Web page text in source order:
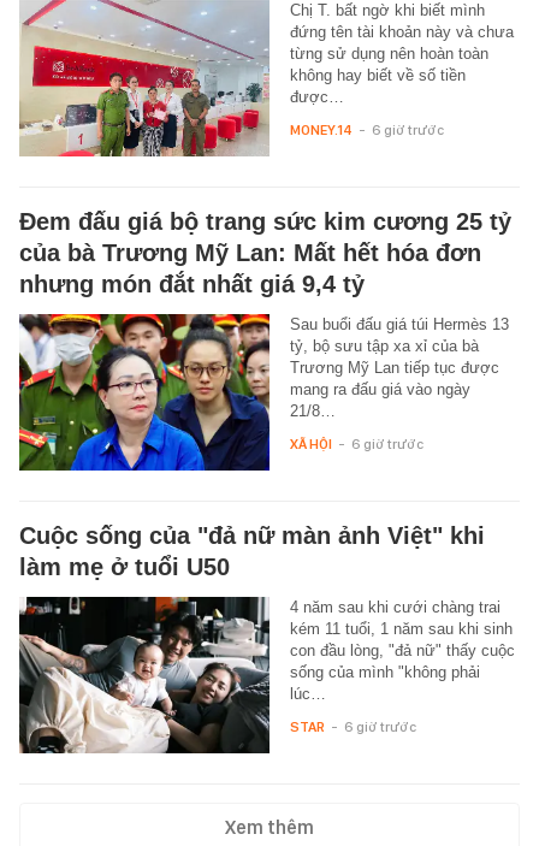
Chị T. bất ngờ khi biết mình
đứng tên tài khoản này và chưa
từng sử dụng nên hoàn toàn
không hay biết về số tiền
được…
MONEY.14 - 6 giờ trước
Đem đấu giá bộ trang sức kim cương 25 tỷ
của bà Trương Mỹ Lan: Mất hết hóa đơn
nhưng món đắt nhất giá 9,4 tỷ
Sau buổi đấu giá túi Hermès 13
tỷ, bộ sưu tập xa xỉ của bà
Trương Mỹ Lan tiếp tục được
mang ra đấu giá vào ngày
21/8…
XÃ HỘI - 6 giờ trước
Cuộc sống của "đả nữ màn ảnh Việt" khi
làm mẹ ở tuổi U50
4 năm sau khi cưới chàng trai
kém 11 tuổi, 1 năm sau khi sinh
con đầu lòng, "đả nữ" thấy cuộc
sống của mình "không phải
lúc…
STAR - 6 giờ trước
Xem thêm